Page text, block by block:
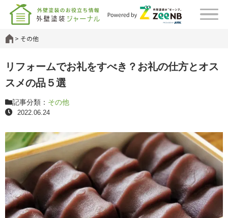
その他
リフォームでお礼をすべき？お礼の仕方とオス
スメの品５選
記事分類： その他
2022.06.24